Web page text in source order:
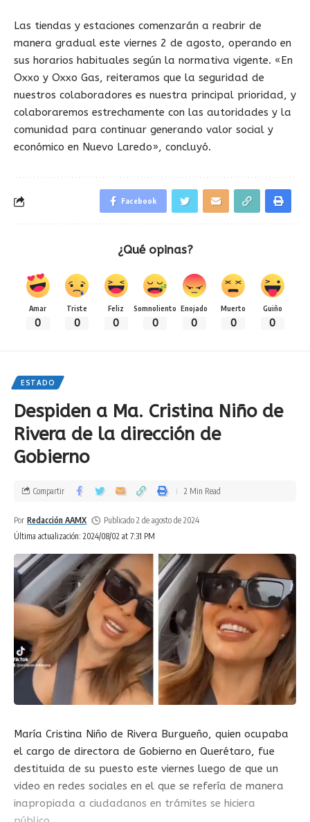
Las tiendas y estaciones comenzarán a reabrir de
manera gradual este viernes 2 de agosto, operando en
sus horarios habituales según la normativa vigente. «En
Oxxo y Oxxo Gas, reiteramos que la seguridad de
nuestros colaboradores es nuestra principal prioridad, y
colaboraremos estrechamente con las autoridades y la
comunidad para continuar generando valor social y
económico en Nuevo Laredo», concluyó.
Facebook
¿Qué opinas?
Amar
0
Triste
0
Feliz
0
Somnoliento
0
Enojado
0
Muerto
0
Guiño
0
ESTADO
Despiden a Ma. Cristina Niño de
Rivera de la dirección de
Gobierno
Última actualización: 2024/08/02 at 7:31 PM
Por Redacción AAMX Publicado 2 de agosto de 2024
Compartir 2 Min Read
María Cristina Niño de Rivera Burgueño, quien ocupaba
el cargo de directora de Gobierno en Querétaro, fue
destituida de su puesto este viernes luego de que un
video en redes sociales en el que se refería de manera
inapropiada a ciudadanos en trámites se hiciera